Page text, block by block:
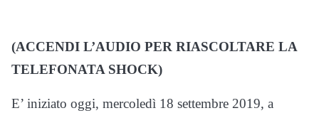
(ACCENDI L’AUDIO PER RIASCOLTARE LA
TELEFONATA SHOCK)
E’ iniziato oggi, mercoledì 18 settembre 2019, a